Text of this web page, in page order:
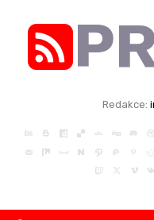
Redakce: